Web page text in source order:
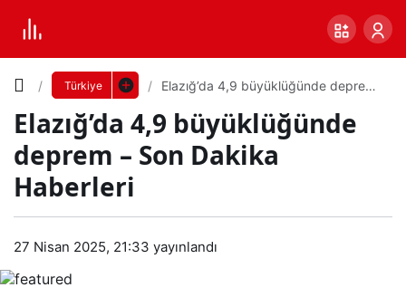
Türkiye
Elazığ’da 4,9 büyüklüğünde deprem
Elazığ’da 4,9 büyüklüğünde
deprem – Son Dakika
Haberleri
27 Nisan 2025, 21:33 yayınlandı
Elaz
ığ’d
a
Yazı
Boyutunu
0 PAYLAŞ